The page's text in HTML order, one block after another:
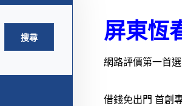
屏東恆
網路評價第一首
借錢免出門 首創
搜尋